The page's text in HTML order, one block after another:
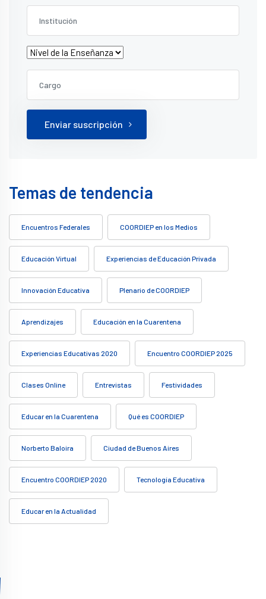
Enviar suscripción
Temas de tendencia
Encuentros Federales COORDIEP en los Medios
Educación Virtual Experiencias de Educación Privada
Innovación Educativa Plenario de COORDIEP
Aprendizajes Educación en la Cuarentena
Experiencias Educativas 2020 Encuentro COORDIEP 2025
Clases Online Entrevistas Festividades
Educar en la Cuarentena Qué es COORDIEP
Norberto Baloira Ciudad de Buenos Aires
Encuentro COORDIEP 2020 Tecnología Educativa
Educar en la Actualidad